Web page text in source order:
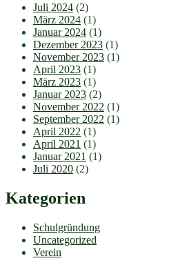
Juli 2024 (2)
März 2024 (1)
Januar 2024 (1)
Dezember 2023 (1)
November 2023 (1)
April 2023 (1)
März 2023 (1)
Januar 2023 (2)
November 2022 (1)
September 2022 (1)
April 2022 (1)
April 2021 (1)
Januar 2021 (1)
Juli 2020 (2)
Kategorien
Schulgründung
Uncategorized
Verein